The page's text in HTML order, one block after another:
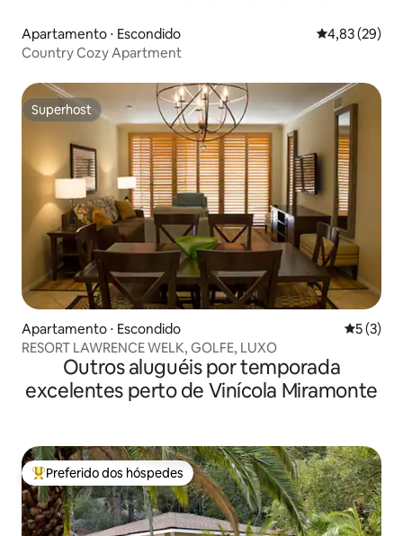
Apartamento ⋅ Escondido 4,83 de uma
4,83 (29)
Country Cozy Apartment
Superhost
Superhost
Apartamento ⋅ Escondido 5 de
5 (3)
RESORT LAWRENCE WELK, GOLFE, LUXO
Outros aluguéis por temporada
excelentes perto de Vinícola Miramonte
Entre os melhores preferidos dos hóspedes
Preferido dos hóspedes